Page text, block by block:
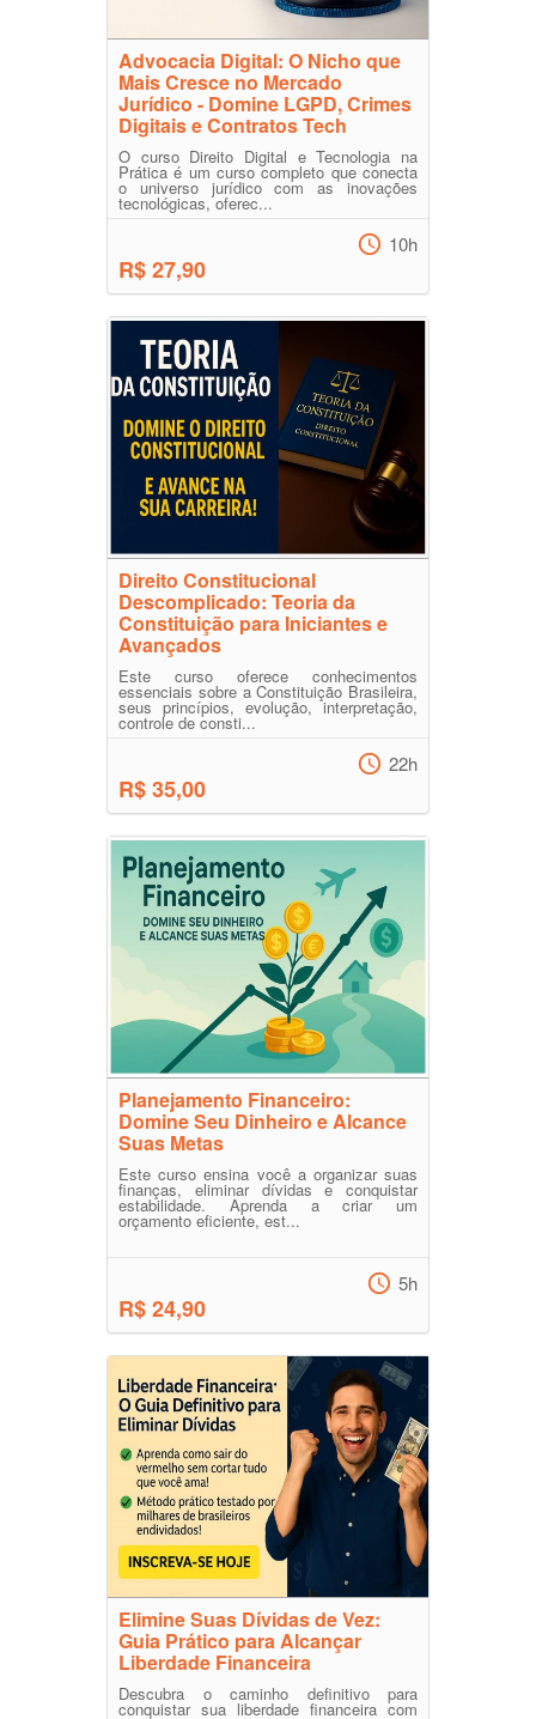
Advocacia Digital: O Nicho que
Mais Cresce no Mercado
Jurídico - Domine LGPD, Crimes
Digitais e Contratos Tech
O curso Direito Digital e Tecnologia na
Prática é um curso completo que conecta
o universo jurídico com as inovações
tecnológicas, oferec...
R$ 27,90
10h
Direito Constitucional
Descomplicado: Teoria da
Constituição para Iniciantes e
Avançados
Este curso oferece conhecimentos
essenciais sobre a Constituição Brasileira,
seus princípios, evolução, interpretação,
controle de consti...
R$ 35,00
22h
Planejamento Financeiro:
Domine Seu Dinheiro e Alcance
Suas Metas
Este curso ensina você a organizar suas
finanças, eliminar dívidas e conquistar
estabilidade. Aprenda a criar um
orçamento eficiente, est...
R$ 24,90
5h
Elimine Suas Dívidas de Vez:
Guia Prático para Alcançar
Liberdade Financeira
Descubra o caminho definitivo para
conquistar sua liberdade financeira com